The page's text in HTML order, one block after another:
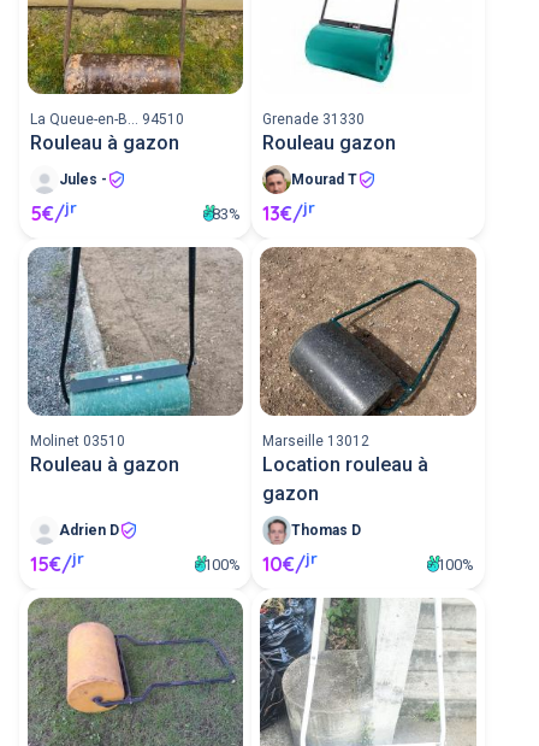
La Queue-en-B... 94510
Rouleau à gazon
Jules -
5€/jr 83%
Grenade 31330
Rouleau gazon
Mourad T
13€/jr
Molinet 03510
Rouleau à gazon
Adrien D
15€/jr 100%
Marseille 13012
Location rouleau à
gazon
Thomas D
10€/jr 100%